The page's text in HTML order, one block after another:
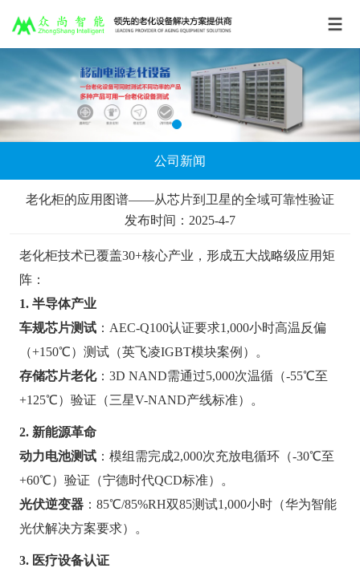
公司新闻
老化柜的应用图谱——从芯片到卫星的全域可靠性验证
发布时间：2025-4-7
老化柜技术已覆盖30+核心产业，形成五大战略级应用矩
阵：
1. 半导体产业
车规芯片测试：AEC-Q100认证要求1,000小时高温反偏
（+150℃）测试（英飞凌IGBT模块案例）。
存储芯片老化：3D NAND需通过5,000次温循（-55℃至
+125℃）验证（三星V-NAND产线标准）。
2. 新能源革命
动力电池测试：模组需完成2,000次充放电循环（-30℃至
+60℃）验证（宁德时代QCD标准）。
光伏逆变器：85℃/85%RH双85测试1,000小时（华为智能
光伏解决方案要求）。
3. 医疗设备认证